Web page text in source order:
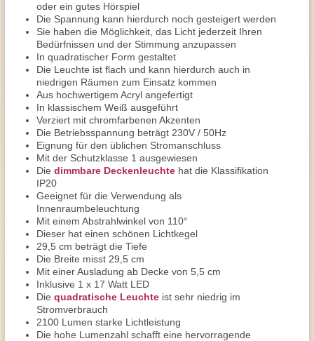
oder ein gutes Hörspiel
Die Spannung kann hierdurch noch gesteigert werden
Sie haben die Möglichkeit, das Licht jederzeit Ihren
Bedürfnissen und der Stimmung anzupassen
In quadratischer Form gestaltet
Die Leuchte ist flach und kann hierdurch auch in
niedrigen Räumen zum Einsatz kommen
Aus hochwertigem Acryl angefertigt
In klassischem Weiß ausgeführt
Verziert mit chromfarbenen Akzenten
Die Betriebsspannung beträgt 230V / 50Hz
Eignung für den üblichen Stromanschluss
Mit der Schutzklasse 1 ausgewiesen
Die dimmbare Deckenleuchte hat die Klassifikation
IP20
Geeignet für die Verwendung als
Innenraumbeleuchtung
Mit einem Abstrahlwinkel von 110°
Dieser hat einen schönen Lichtkegel
29,5 cm beträgt die Tiefe
Die Breite misst 29,5 cm
Mit einer Ausladung ab Decke von 5,5 cm
Inklusive 1 x 17 Watt LED
Die quadratische Leuchte ist sehr niedrig im
Stromverbrauch
2100 Lumen starke Lichtleistung
Die hohe Lumenzahl schafft eine hervorragende